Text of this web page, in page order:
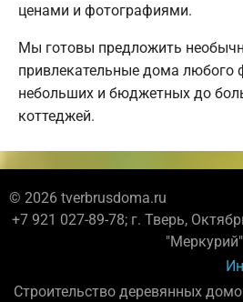
ценами и фотографиями.
Мы готовы предложить
привлекательные дома любого
небольших и бюджетных до
коттеджей.
© 2026 tverbrusdoma.ru
+7 921 027-89-78; г. Тверь,
"Меркурий"
Строительство деревянных